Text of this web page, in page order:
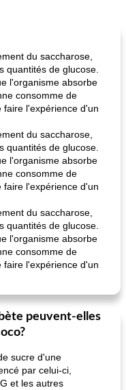
du saccharose,
quantités de glucose.
l'organisme absorbe
consomme de
faire l'expérience d'un
du saccharose,
quantités de glucose.
l'organisme absorbe
consomme de
faire l'expérience d'un
du saccharose,
quantités de glucose.
l'organisme absorbe
consomme de
faire l'expérience d'un
peuvent-elles
sucre d'une
par celui-ci,
et les autres